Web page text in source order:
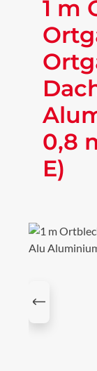
1 m
0,8
E)
Bildergalerie